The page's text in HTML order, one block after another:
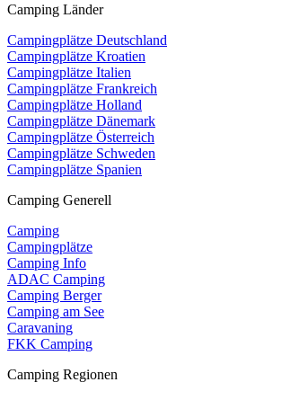
Camping Länder
Campingplätze Deutschland
Campingplätze Kroatien
Campingplätze Italien
Campingplätze Frankreich
Campingplätze Holland
Campingplätze Dänemark
Campingplätze Österreich
Campingplätze Schweden
Campingplätze Spanien
Camping Generell
Camping
Campingplätze
Camping Info
ADAC Camping
Camping Berger
Camping am See
Caravaning
FKK Camping
Camping Regionen